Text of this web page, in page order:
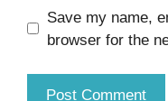
Website
Save my name,
browser for the